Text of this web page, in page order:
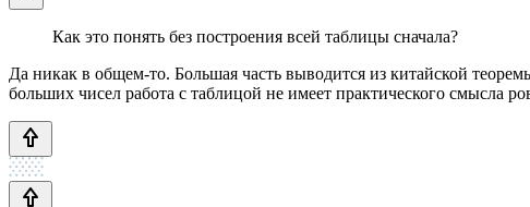
Как это понять без построения всей таблицы сначала?
Да никак в общем-то. Большая часть выводится из китайской
больших чисел работа с таблицой не имеет практического смысла